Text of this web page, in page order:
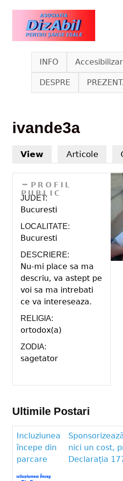
Skip to main
www.dizabil.eu
INFO
DESPRE
ivande3a
View (active tab)
Articole
HIDE
PROFIL
PUBLIC
JUDET:
Bucuresti
LOCALITATE:
Bucuresti
DESCRIERE:
Nu-mi place sa ma
descriu, va astept pe
voi sa ma intrebati
ce va intereseaza.
RELIGIA:
ortodox(a)
ZODIA:
sagetator
Ultimile Postari
Incluziunea
începe din
parcare
nici un cost,
Declarația